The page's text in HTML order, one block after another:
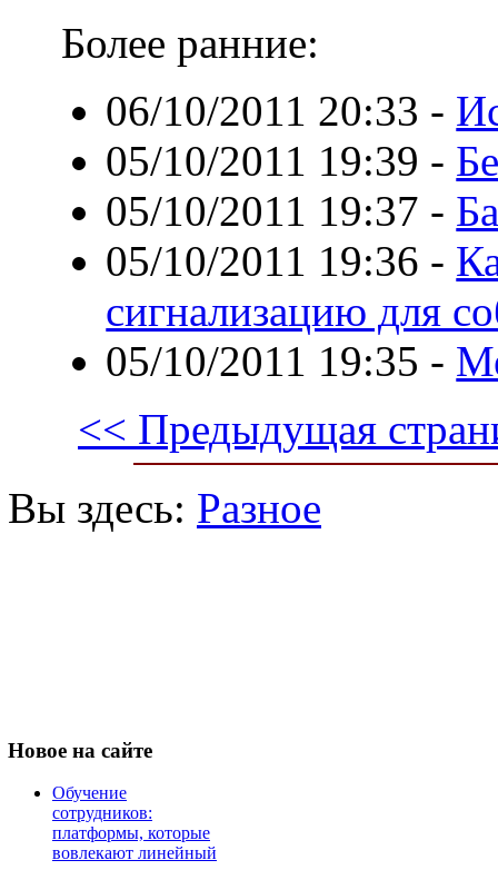
Более ранние:
06/10/2011 20:33 -
05/10/2011 19:39 -
05/10/2011 19:37 -
05/10/2011 19:36 -
сигнализацию для
05/10/2011 19:35 -
<< Предыдущая
Вы здесь: Разное
Новое на сайте
Обучение
сотрудников:
платформы, которые
вовлекают линейный